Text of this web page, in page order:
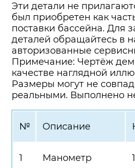
Эти детали не
был приобретен как
поставки бассейна. Для
деталей обращайтесь в
авторизованные
Примечание: Чертёж
качестве наглядной
Размеры могут не
реальными. Выполнено
№ Описание
1 Манометр 1